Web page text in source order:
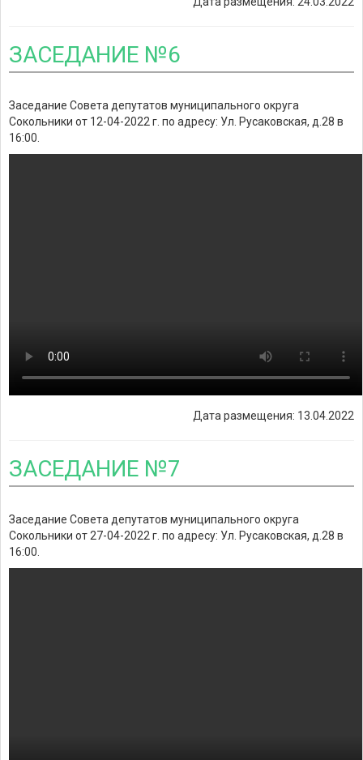
ЗАСЕДАНИЕ №6
Заседание Совета депутатов муниципального округа
Сокольники от 12-04-2022 г. по адресу: Ул. Русаковская, д.28 в
16:00.
Дата размещения: 13.04.2022
ЗАСЕДАНИЕ №7
Заседание Совета депутатов муниципального округа
Сокольники от 27-04-2022 г. по адресу: Ул. Русаковская, д.28 в
16:00.